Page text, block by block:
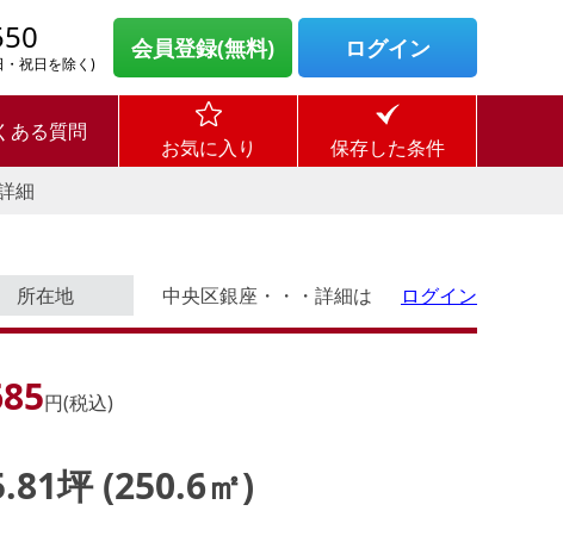
祝日を除く)
会員登録(無料) ログイン
ある質問
お気に入り
保存した条件
細
所在地 中央区銀座・・・詳細は ログイン
。
円(税込)
坪 (250.6㎡)